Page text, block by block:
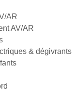
AR
AV/AR
& dégivrants